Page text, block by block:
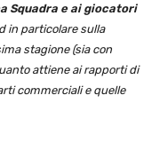
Squadra e ai giocatori
in particolare sulla
stagione (sia con
attiene ai rapporti di
commerciali e quelle